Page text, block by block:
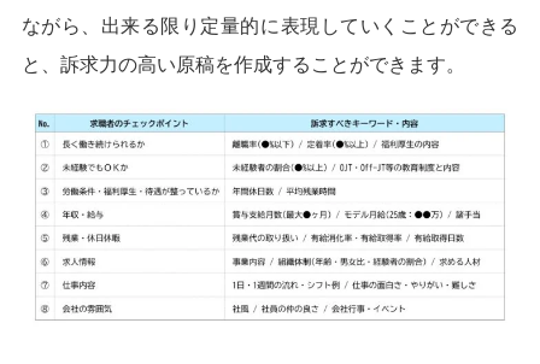
ながら、出来る限り定量的に表現していくことができる
と、訴求力の高い原稿を作成することができます。